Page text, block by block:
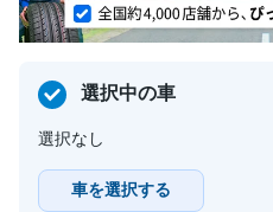
選択中の車
選択なし
車を選択する